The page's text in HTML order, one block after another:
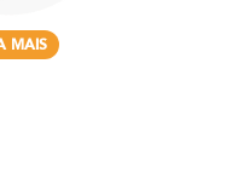
MAIS